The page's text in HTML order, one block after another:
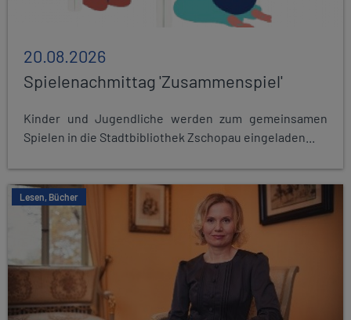
20.08.2026
Spielenachmittag 'Zusammenspiel'
Kinder und Jugendliche werden zum gemeinsamen
Spielen in die Stadtbibliothek Zschopau eingeladen...
Lesen, Bücher